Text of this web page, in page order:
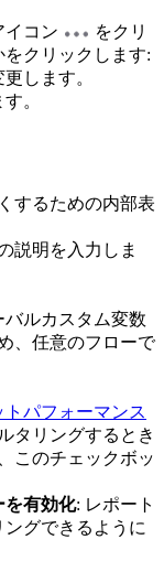
イコン
をクリ
クリックします:
します。
。
するための内部表
説明を入力しま
バルカスタム変数
、任意のフローで
パフォーマンス
タリングするとき
このチェックボッ
を有効化: レポート
グできるように